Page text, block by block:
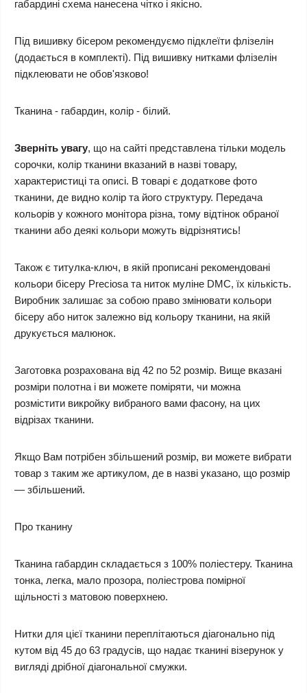
габардині схема нанесена чітко і якісно.
Під вишивку бісером рекомендуємо підклеїти флізелін
(додається в комплекті). Під вишивку нитками флізелін
підклеювати не обов'язково!
Тканина - габардин, колір - білий.
Зверніть увагу, що на сайті представлена тільки модель
сорочки, колір тканини вказаний в назві товару,
характеристиці та описі. В товарі є додаткове фото
тканини, де видно колір та його структуру. Передача
кольорів у кожного монітора різна, тому відтінок обраної
тканини або деякі кольори можуть відрізнятись!
Також є титулка-ключ, в якій прописані рекомендовані
кольори бісеру Preciosa та ниток муліне DMC, їх кількість.
Виробник залишає за собою право змінювати кольори
бісеру або ниток залежно від кольору тканини, на якій
друкується малюнок.
Заготовка розрахована від 42 по 52 розмір. Вище вказані
розміри полотна і ви можете поміряти, чи можна
розмістити викройку вибраного вами фасону, на цих
відрізах тканини.
Якщо Вам потрібен збільшений розмір, ви можете вибрати
товар з таким же артикулом, де в назві указано, що розмір
— збільшений.
Про тканину
Тканина габардин складається з 100% поліестеру. Тканина
тонка, легка, мало прозора, поліестрова помірної
щільності з матовою поверхнею.
Нитки для цієї тканини переплітаються діагонально під
кутом від 45 до 63 градусів, що надає тканині візерунок у
вигляді дрібної діагональної смужки.